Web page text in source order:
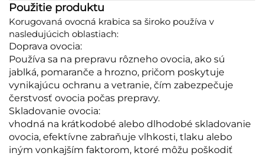
Použitie produktu
Korugovaná ovocná krabica sa široko používa v
nasledujúcich oblastiach:
Doprava ovocia:
Používa sa na prepravu rôzneho ovocia, ako sú
jablká, pomaranče a hrozno, pričom poskytuje
vynikajúcu ochranu a vetranie, čím zabezpečuje
čerstvosť ovocia počas prepravy.
Skladovanie ovocia:
vhodná na krátkodobé alebo dlhodobé skladovanie
ovocia, efektívne zabraňuje vlhkosti, tlaku alebo
iným vonkajším faktorom, ktoré môžu poškodiť